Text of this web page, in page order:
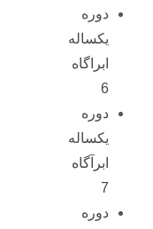
دوره
یکساله
ابراگاه
6
دوره
یکساله
ابرآگاه
7
دوره